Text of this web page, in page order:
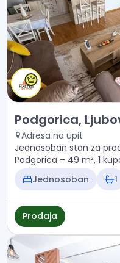
Prodaja - Stan
Podgorica,
Adresa na upit
Jednosoban stan za
Podgorica – 49 m², 1
142.000 €
Jednosoban 1
Prodaja